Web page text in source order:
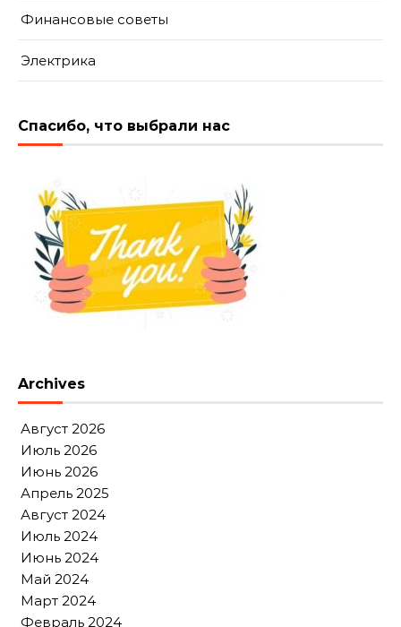
Финансовые советы
Электрика
Спасибо, что выбрали нас
Archives
Август 2026
Июль 2026
Июнь 2026
Апрель 2025
Август 2024
Июль 2024
Июнь 2024
Май 2024
Март 2024
Февраль 2024